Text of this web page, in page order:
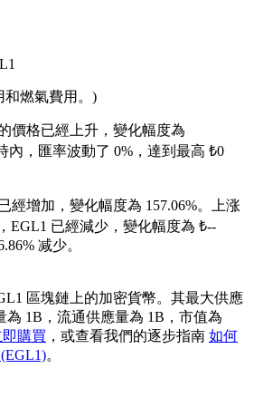
及大宗商品衍生性商品
和燃氣費用。)
價格已經上升，變化幅度為
內，匯率波動了 0%，達到最高 ₺0
經增加，變化幅度為 157.06%。上涨
EGL1 已經減少，變化幅度為 ₺--
减少。
區塊鏈上的加密貨幣。其最大供應
為 1B，流通供應量為 1B，市值為
即購買 ，或查看我們的逐步指南 如何
。